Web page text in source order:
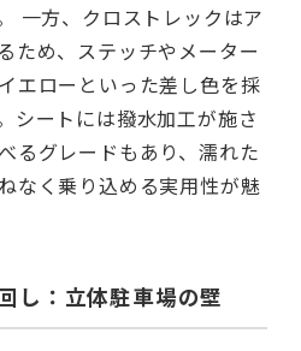
一方、クロストレックはア
ため、ステッチやメーター
エローといった差し色を採
シートには撥水加工が施さ
るグレードもあり、濡れた
なく乗り込める実用性が魅
し：立体駐車場の壁